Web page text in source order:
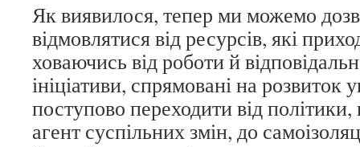
Як виявилося, тепер ми можемо
відмовлятися від ресурсів, які
ховаючись від роботи й
ініціативи, спрямовані на розвиток
поступово переходити від політики,
агент суспільних змін, до